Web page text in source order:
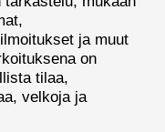
ja muut
on
tilaa,
velkoja ja